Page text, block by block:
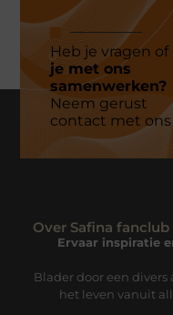
Heb je vragen of
je met ons
samenwerken?
Neem gerust
contact met ons
Over Safina fanclub
Ervaar inspiratie
Blader door een
het leven vanuit